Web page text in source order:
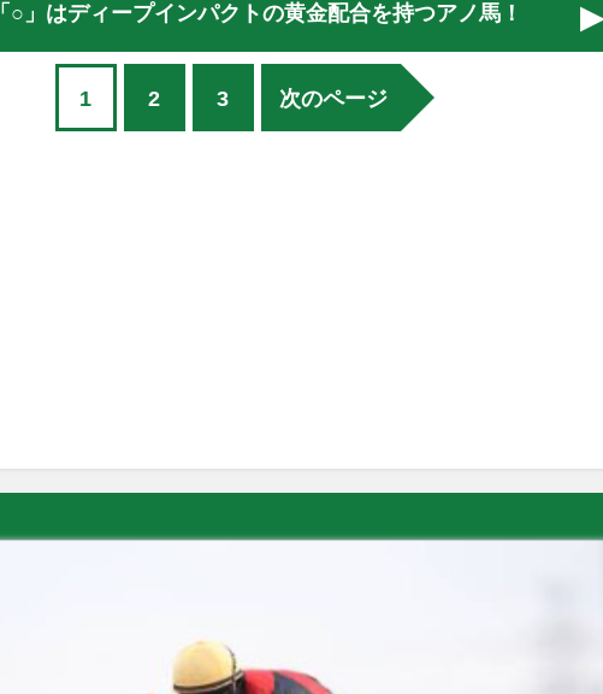
「○」はディープインパクトの黄金配合を持つアノ馬！
1 2 3 次のページ